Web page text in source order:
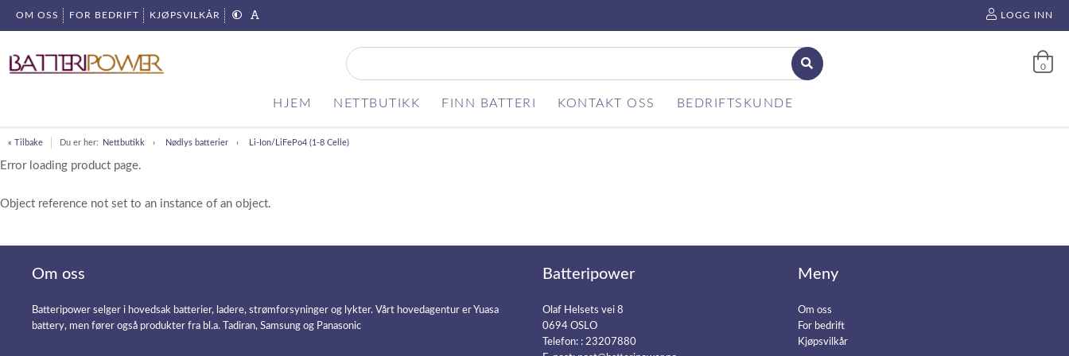
OM OSS FOR BEDRIFT KJØPSVILKÅR LOGG INN
0
HJEM NETTBUTIKK FINN BATTERI KONTAKT OSS BEDRIFTSKUNDE
« Tilbake Du er her: Nettbutikk Nødlys batterier Li-Ion/LiFePo4 (1-8 Celle)
Error loading product page.
Object reference not set to an instance of an object.
Om oss
Batteripower selger i hovedsak batterier, ladere, strømforsyninger og lykter. Vårt hovedagentur er Yuasa
battery, men fører også produkter fra bl.a. Tadiran, Samsung og Panasonic
Batteripower
Olaf Helsets vei 8
0694 OSLO
Telefon: : 23207880
Meny
Om oss
For bedrift
Kjøpsvilkår